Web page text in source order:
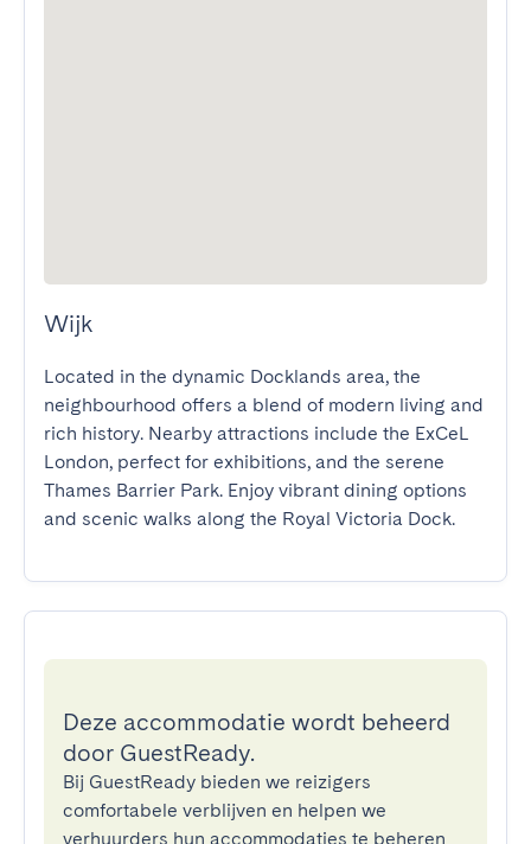
Wijk
Located in the dynamic Docklands area, the
neighbourhood offers a blend of modern living and
rich history. Nearby attractions include the ExCeL
London, perfect for exhibitions, and the serene
Thames Barrier Park. Enjoy vibrant dining options
and scenic walks along the Royal Victoria Dock.
Deze accommodatie wordt beheerd
door GuestReady.
Bij GuestReady bieden we reizigers
comfortabele verblijven en helpen we
verhuurders hun accommodaties te beheren